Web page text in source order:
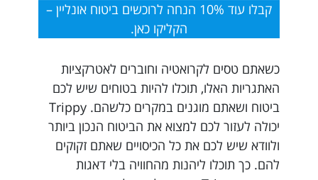
קבלו עוד 10% הנחה לרוכשים ביטוח אונליין –
הקליקו כאן.
כשאתם טסים לקרואטיה וחוברים לאטרקציות
האתגריות האלו, תוכלו להיות בטוחים שיש לכם
ביטוח ושאתם מוגנים במקרים כלשהם. Trippy
יכולה לעזור לכם למצוא את הביטוח הנכון ביותר
ולוודא שיש לכם את כל הכיסויים שאתם זקוקים
להם. כך תוכלו ליהנות מהחוויה בלי דאגות